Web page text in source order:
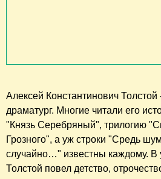
Алексей Константинович Толстой
драматург. Многие читали его
"Князь Серебряный", трилогию
Грозного", а уж строки "Средь
случайно…" известны каждому. В
Толстой повел детство,